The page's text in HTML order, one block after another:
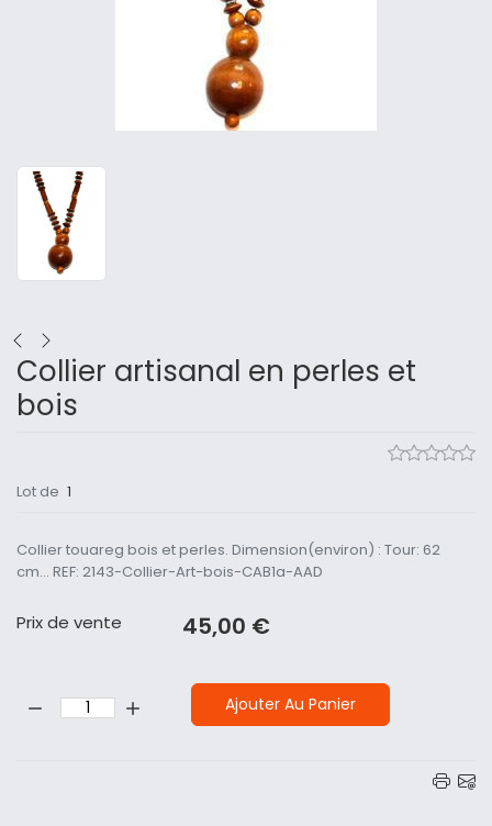
Collier artisanal en perles et
bois
Lot de 1
Collier touareg bois et perles. Dimension(environ) : Tour: 62
cm... REF: 2143-Collier-Art-bois-CAB1a-AAD
Prix ​​de vente 45,00 €
Ajouter Au Panier